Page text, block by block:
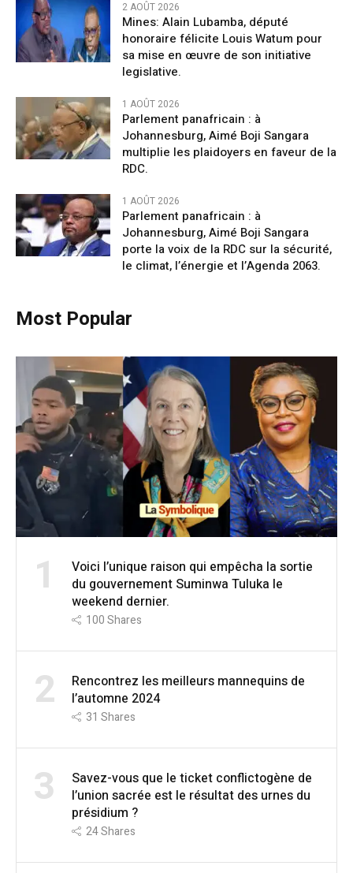
2 AOÛT 2026
Mines: Alain Lubamba, député
honoraire félicite Louis Watum pour
sa mise en œuvre de son initiative
legislative.
1 AOÛT 2026
Parlement panafricain : à
Johannesburg, Aimé Boji Sangara
multiplie les plaidoyers en faveur de la
RDC.
1 AOÛT 2026
Parlement panafricain : à
Johannesburg, Aimé Boji Sangara
porte la voix de la RDC sur la sécurité,
le climat, l’énergie et l’Agenda 2063.
Most Popular
1
Voici l’unique raison qui empêcha la sortie
du gouvernement Suminwa Tuluka le
weekend dernier.
100Shares
2
Rencontrez les meilleurs mannequins de
l’automne 2024
31 Shares
3
Savez-vous que le ticket conflictogène de
l’union sacrée est le résultat des urnes du
présidium ?
24Shares